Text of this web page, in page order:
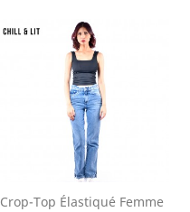
base
Crop-Top Élastiqué Femme